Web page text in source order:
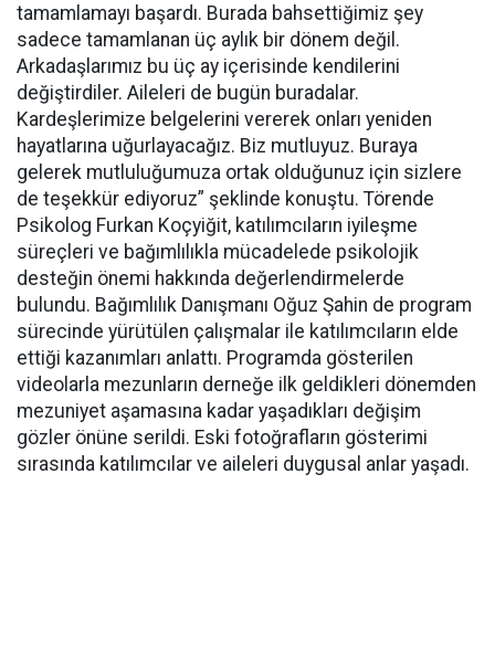
tamamlamayı başardı. Burada bahsettiğimiz şey
sadece tamamlanan üç aylık bir dönem değil.
Arkadaşlarımız bu üç ay içerisinde kendilerini
değiştirdiler. Aileleri de bugün buradalar.
Kardeşlerimize belgelerini vererek onları yeniden
hayatlarına uğurlayacağız. Biz mutluyuz. Buraya
gelerek mutluluğumuza ortak olduğunuz için sizlere
de teşekkür ediyoruz” şeklinde konuştu. Törende
Psikolog Furkan Koçyiğit, katılımcıların iyileşme
süreçleri ve bağımlılıkla mücadelede psikolojik
desteğin önemi hakkında değerlendirmelerde
bulundu. Bağımlılık Danışmanı Oğuz Şahin de program
sürecinde yürütülen çalışmalar ile katılımcıların elde
ettiği kazanımları anlattı. Programda gösterilen
videolarla mezunların derneğe ilk geldikleri dönemden
mezuniyet aşamasına kadar yaşadıkları değişim
gözler önüne serildi. Eski fotoğrafların gösterimi
sırasında katılımcılar ve aileleri duygusal anlar yaşadı.